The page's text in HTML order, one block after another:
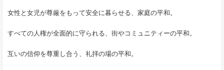
女性と女児が尊厳をもって安全に暮らせる、家庭の平和。
すべての人権が全面的に守られる、街やコミュニティーの平和。
互いの信仰を尊重し合う、礼拝の場の平和。